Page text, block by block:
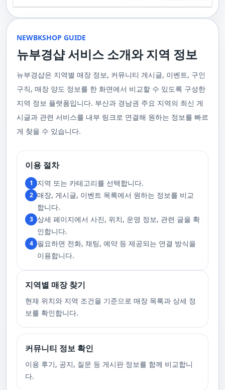
장을 원하실 때는 언제든지 후불제로 예약하실 수 있어요, 이점 참고해주세
요. 사전에 예약하시면 더욱 쾌적한 부산 러시아 홈케어 서비스를 경험하실
대한 많은 관심 덕분에, 부경샵은 필요한 요구 사항들을 간단하게 필수적인
것들로 정리했어요. 이 가이드라인을 따라주시면, 서비스 이용 중에 문제가
생기지 않을 거예요. 첫째로, 너무 많은 알코올을 섭취해 만취 상태일 경우에
게 좋아요.서비스 당일에는 부경샵과의 원활한 의사소통이 중요해요, 그래
서 공중전화나 발신 제한으로는 연락이 어려워요. 또한, 자주 예약을 취소하
거나 예약 없이 나타나지 않는 경우, 앞으로 예약하기가 어려워질 수 있으니
가격으로 경험해 보세요.터치 -> 부경샵 홈페이지 터치 -> 더욱 새로워진 뉴
부경샵 홈페이지 터치 -> 부경샵앱 다운로드 - Google Play
원 코스에 대한 궁금증이 있으시다면, 전화를 통한 상담을 추천드립니다.
부산 일본인 홈케어는 대면 서비스의 특성상, 직접 통화를 통한 문의와 예약
시면, 부경샵은 그에 최적화된 서비스를 제공하기 위해 최선을 다할 것입니
다. 언제든지 필요하실 때, 편리한 상담과 지원이 준비되어 있으니 주저하지
마시고 연락 주세요. 부산 일본인 홈케어 이용 방법에 대해서는, 서비스의
핵심은 바로 고객님의 현재 위치에서 직접 찾아가는 것입니다. 이 방식을 통
등, 자신만의 공간에서 편안한 맞춤형 마사지를 받으실 수 있습니다. 최근
한 마사지 서비스를 제공하기 위해 노력하고 있습니다. 부경샵의 주된 목적
은 고객님들이 긴장을 해소하고 새로운 활력을 얻을 수 있는 피난처를 마련
하는 것입니다. 또한, 부경샵 한국과 태국, 일본에서 온 관리사 중 선택이 가
능하며, 다른 곳에서 찾아볼 수 없는 독특한 기술과 마음가짐을 가진 관리사
를 자랑합니다. 이러한 품질은 비교할 수 없는 수준입니다. 서비스의 질을
더욱 높이기 위해, 부경샵은 지속적으로 우수한 일본인 관리사를 모집 중입
서비스를 경험하실 수 있습니다. 마지막으로 부산 일본인 홈케어 서비스를
이용하시기 전에, 아래 주의사항을 상세히 확인하시고 예약을 진행해 주시
기 바랍니다. 부경샵 서비스에 대한 높은 수요를 감안하여, 이용 요건을 간
소화하여 필수적인 사항으로 명시했습니다. 이 가이드라인을 따르시면, 서
비스 이용 중 문제가 발생하지 않을 것입니다. 특히, 과도한 알코올 섭취로
인해 만취 상태에서는 서비스 이용에 제한을 두고 있음을 명확히 합니다. 이
러한 상태에서는 다음 기회에 이용해 주시길 부탁드립니다. 서비스 도착 시
원활한 의사소통이 이루어질 수 있도록, 저희와의 연락이 반드시 가능해야
합니다. 이에 공중전화 사용이나 발신 번호 표시 제한으로의 통화는 받지 않
고 있습니다. 또한, 자주 발생하는 예약 취소나 무단으로 예약을 취소할 경
우, 향후 서비스 예약에 제약이 생길 수 있음을 알려드립니다. 시간을 효율적
으로 사용하며, 합리적인 가격으로 부경샵만의 특별한 경험을 하실 수 있습
정기적으로 받는 마사지입니다.2. 타이 마사지 타이 마사지는 동양의 전통
적인 마사지 방법으로, 신체의 스트레칭과 압력 포인트를 조합하여 신체의
균형을 맞추는 데 중점을 둡니다. 이 마사지는 유연성을 증진시키고 근육의
사지는 신체의 긴장을 풀어주고, 스트레스를 감소시키며, 전반적인 신체 기
서 유래한 마사지 방법으로, 의자에 앉은 상태에서 받을 수 있어 사무실이나
집에서도 쉽게 즐길 수 있습니다. 이 마사지는 특히 허리와 어깨의 피로를 해
소하는 데 효과적이며, 신체의 전반적인 이완을 도와 스트레스 감소에 도움
을 줍니다. 샤이츠 마사지는 짧은 시간에 효과적인 이완을 제공하여, 바쁜 일
상 속에서 짧은 휴식을 필요로 하는 현대인에게 적합합니다.4. 발 마사지 발
마사지는 발과 발목을 중심으로 이루어지는 마사지로, 신체의 균형을 유지
하고 전반적인 피로를 풀어주는 데 중점을 둡니다. 이 마사지는 발의 압력점
을 개선합니다. 발 마사지는 특히 장시간 서 있거나 걷는 일이 많은 사람들에
게 추천되며, 발의 피로 뿐만 아니라 전체적인 신체의 건강과 웰빙에도 긍정
적인 영향을 줍니다.부경샵 앱을 통해 부산 남포동 지역의 고객들은 이러한
춤형 서비스를 즐길 수 있습니다.출장마사지는 부경샵 ↓↓↓ 클릭
https://bkshop.kr/더욱 새로워진 출장마사지 뉴부경샵↓↓↓ 클릭
https://newbkshop.com/출장마사지 부경샵앱 다운로드↓↓↓ 클릭
https://play.google.com/store/apps/details?
울 수 있는 이런 부경샵에서 예약하시는 것을 추천드립니다.때론, 그냥 누워
부산꿀통 디시에서 제공하는 서비스는 여러분에게 새로운 힐링의 기회를 제
사지는 여러분의 체질 개선, 스트레스 해소, 마음의 안정 등 다양한 효능을
가져다줍니다. 이와 같이 부산꿀통 디시의 마사지는 여러분의 건강을 지키
간을 가질 수 있게 해줍니다. 그리고 이런 부산꿀통 디시의 서비스를 편리하
게 예약하고 이용할 수 있게 도와주는 '부경샵' 어플은 부산과 경남 지역에서
최고의 마사지 어플로 추천받고 있습니다. 복잡한 예약 과정 없이, 부담 없이
부산꿀통 디시의 서비스를 이용하려는 분들께 부경샵 어플을 강력히 추천드
립니다.여러분의 건강과 힐링을 위해, 부산꿀통 디시와 부경샵이 함께하며,
모든 고민과 걱정 속에서 여러분을 위로하고 도와드리겠습니다. 부산꿀통
부산꿀통 디시의 건강한 마사지와 쾌적한 분위기 속에서 행복과 건강을 찾
주급
NEWBKSHOP GUIDE
뉴부경샵 서비스 소개와 지역 정보
뉴부경샵은 지역별 매장 정보, 커뮤니티 게시글, 이벤트, 구인
구직, 매장 양도 정보를 한 화면에서 비교할 수 있도록 구성한
지역 정보 플랫폼입니다. 부산과 경남권 주요 지역의 최신 게
시글과 관련 서비스를 내부 링크로 연결해 원하는 정보를 빠르
게 찾을 수 있습니다.
이용 절차
1 지역 또는 카테고리를 선택합니다.
2 매장, 게시글, 이벤트 목록에서 원하는 정보를 비교
합니다.
3 상세 페이지에서 사진, 위치, 운영 정보, 관련 글을 확
인합니다.
4 필요하면 전화, 채팅, 예약 등 제공되는 연결 방식을
이용합니다.
지역별 매장 찾기
현재 위치와 지역 조건을 기준으로 매장 목록과 상세 정
보를 확인합니다.
커뮤니티 정보 확인
이용 후기, 공지, 질문 등 게시판 정보를 함께 비교합니
다.